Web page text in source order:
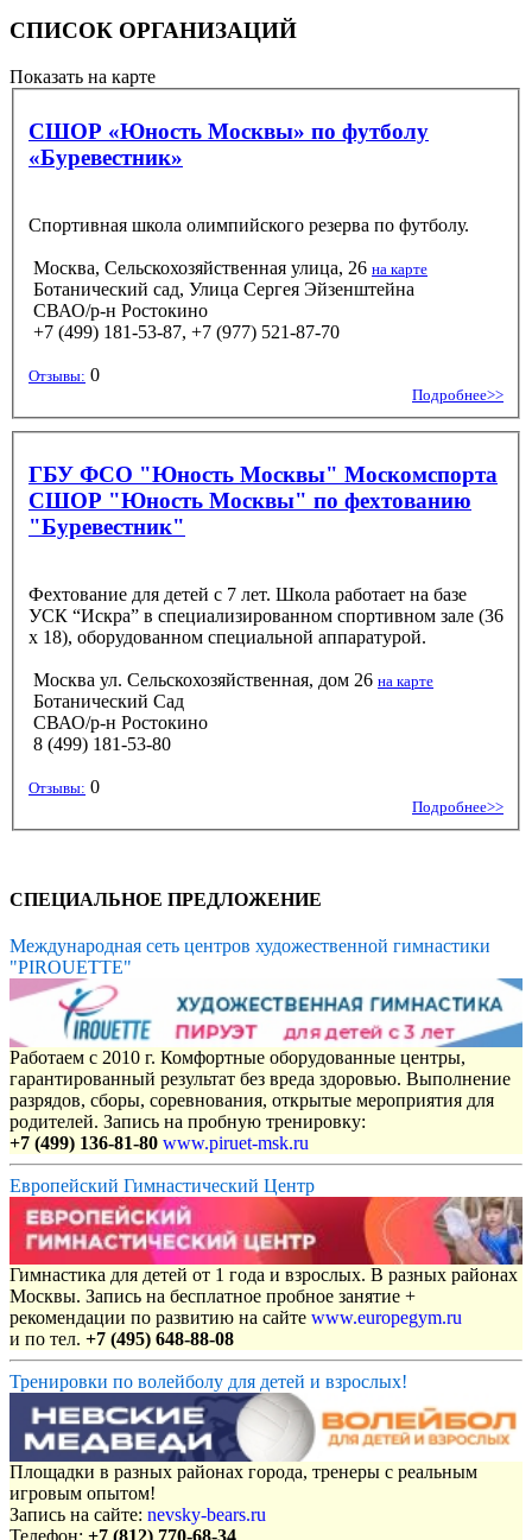
СПИСОК ОРГАНИЗАЦИЙ
Показать на карте
СШОР «Юность Москвы» по футболу
«Буревестник»
Спортивная школа олимпийского резерва по футболу.
Москва, Сельскохозяйственная улица, 26 на карте
Ботанический сад, Улица Сергея Эйзенштейна
СВАО/р-н Ростокино
+7 (499) 181-53-87, +7 (977) 521-87-70
Отзывы: 0
Подробнее>>
ГБУ ФСО "Юность Москвы" Москомспорта
СШОР "Юность Москвы" по фехтованию
"Буревестник"
Фехтование для детей с 7 лет. Школа работает на базе
УСК “Искра” в специализированном спортивном зале (36
х 18), оборудованном специальной аппаратурой.
Москва ул. Сельскохозяйственная, дом 26 на карте
Ботанический Сад
СВАО/р-н Ростокино
8 (499) 181-53-80
Отзывы: 0
Подробнее>>
СПЕЦИАЛЬНОЕ ПРЕДЛОЖЕНИЕ
Международная сеть центров художественной гимнастики
"PIROUETTE"
Работаем с 2010 г. Комфортные оборудованные центры,
гарантированный результат без вреда здоровью. Выполнение
разрядов, сборы, соревнования, открытые мероприятия для
родителей. Запись на пробную тренировку:
+7 (499) 136-81-80 www.piruet-msk.ru
Европейский Гимнастический Центр
Гимнастика для детей от 1 года и взрослых. В разных районах
Москвы. Запись на бесплатное пробное занятие +
рекомендации по развитию на сайте www.europegym.ru
и по тел. +7 (495) 648-88-08
Тренировки по волейболу для детей и взрослых!
Площадки в разных районах города, тренеры с реальным
игровым опытом!
Запись на сайте: nevsky-bears.ru
Телефон: +7 (812) 770-68-34